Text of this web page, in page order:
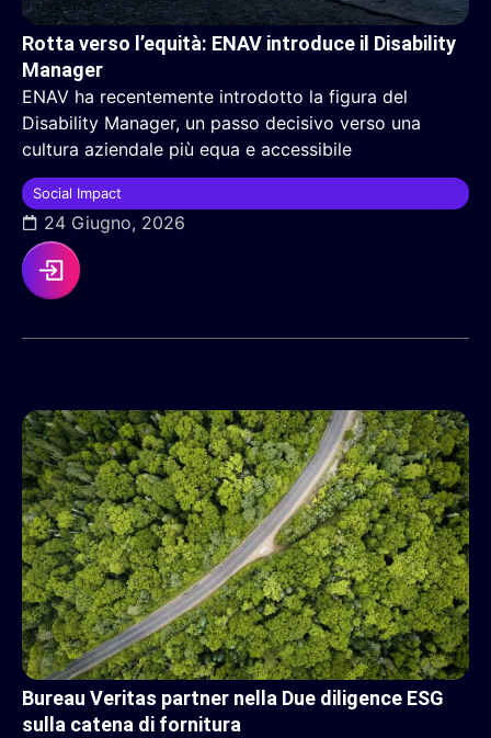
Rotta verso l’equità: ENAV introduce il Disability
Manager
ENAV ha recentemente introdotto la figura del
Disability Manager, un passo decisivo verso una
cultura aziendale più equa e accessibile
Social Impact
24 Giugno, 2026
Bureau Veritas partner nella Due diligence ESG
sulla catena di fornitura